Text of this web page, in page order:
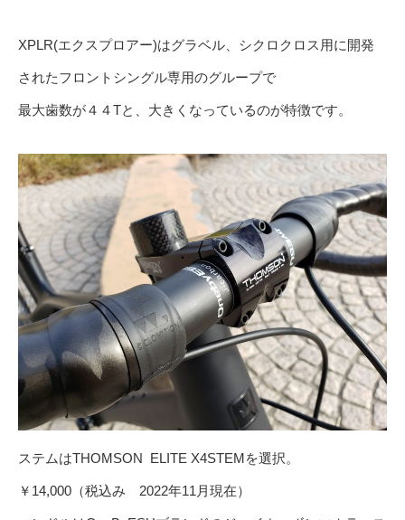
XPLR(エクスプロアー)はグラベル、シクロクロス用に開発
されたフロントシングル専用のグループで
最大歯数が４４Tと、大きくなっているのが特徴です。
ステムはTHOMSON ELITE X4STEMを選択。
￥14,000（税込み 2022年11月現在）